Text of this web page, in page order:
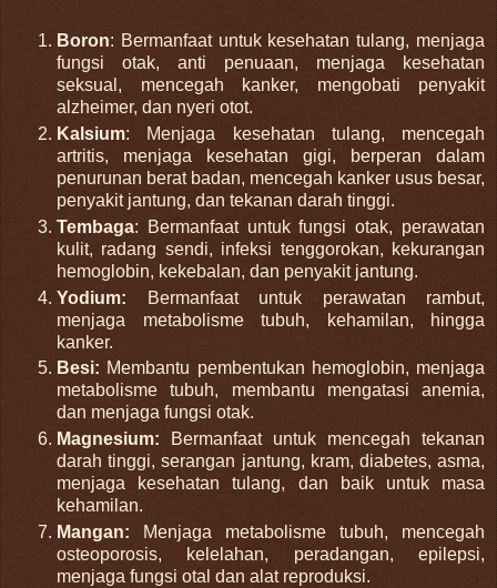
Boron: Bermanfaat untuk kesehatan tulang, menjaga
fungsi otak, anti penuaan, menjaga kesehatan
seksual, mencegah kanker, mengobati penyakit
alzheimer, dan nyeri otot.
Kalsium: Menjaga kesehatan tulang, mencegah
artritis, menjaga kesehatan gigi, berperan dalam
penurunan berat badan, mencegah kanker usus besar,
penyakit jantung, dan tekanan darah tinggi.
Tembaga: Bermanfaat untuk fungsi otak, perawatan
kulit, radang sendi, infeksi tenggorokan, kekurangan
hemoglobin, kekebalan, dan penyakit jantung.
Yodium:
Bermanfaat untuk perawatan rambut,
menjaga metabolisme tubuh, kehamilan, hingga
kanker.
Besi: Membantu pembentukan hemoglobin, menjaga
metabolisme tubuh, membantu mengatasi anemia,
dan menjaga fungsi otak.
Magnesium:
Bermanfaat untuk mencegah tekanan
darah tinggi, serangan jantung, kram, diabetes, asma,
menjaga kesehatan tulang, dan baik untuk masa
kehamilan.
Mangan:
Menjaga metabolisme tubuh, mencegah
osteoporosis, kelelahan, peradangan, epilepsi,
menjaga fungsi otal dan alat reproduksi.